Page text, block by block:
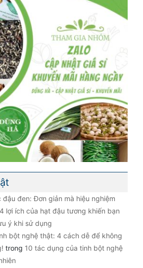
đậu đen: Đơn giản mà hiệu nghiệm
lợi ích của hạt đậu tương khiến bạn
ý khi sử dụng
bột nghệ thật: 4 cách dễ để không
trong 10 tác dụng của tinh bột nghệ